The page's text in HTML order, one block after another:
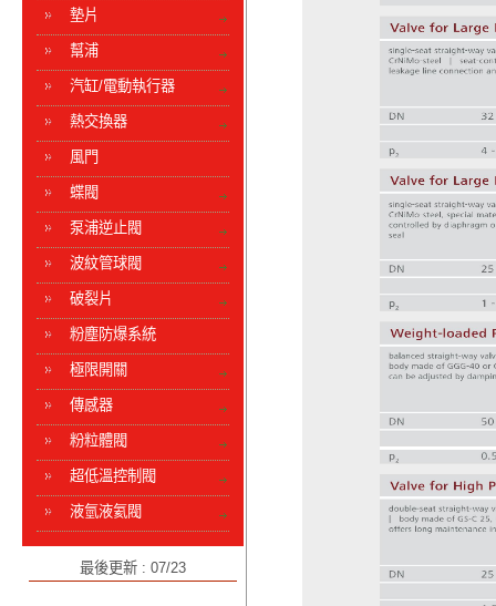
墊片
幫浦
汽缸/電動執行器
熱交換器
風門
蝶閥
泵浦逆止閥
波紋管球閥
破裂片
粉塵防爆系統
極限開關
傳感器
粉粒體閥
超低溫控制閥
液氫液氦閥
最後更新 : 07/23